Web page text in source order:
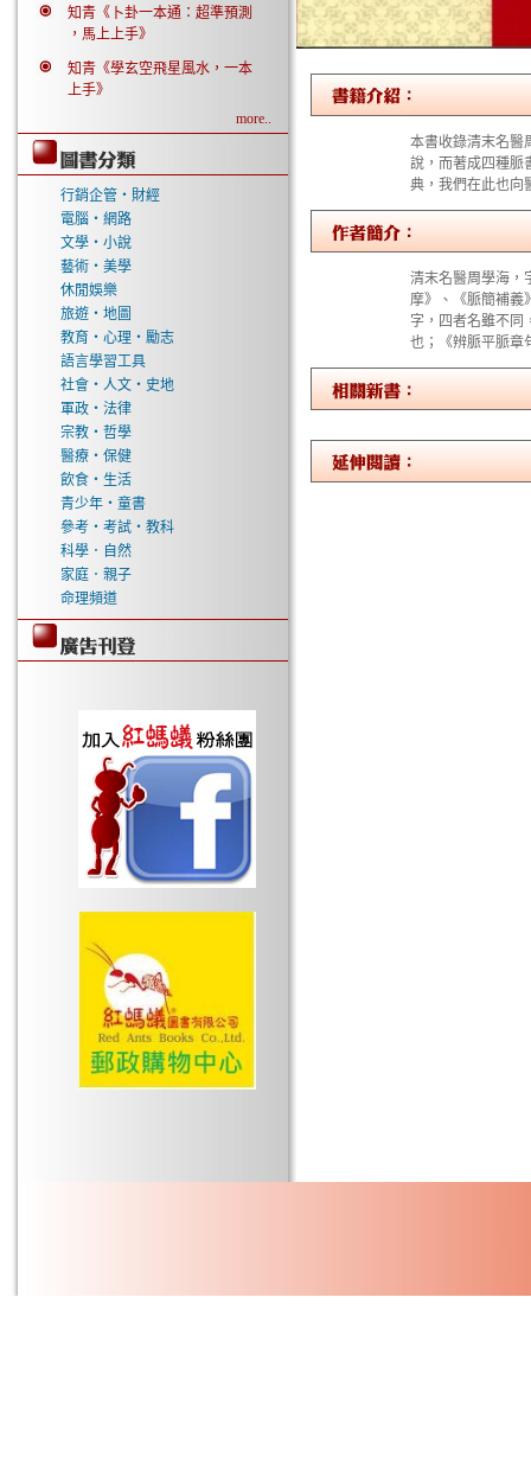
知青《卜卦一本通：超準預測
，馬上上手》
知青《學玄空飛星風水，一本
上手》
more..
行銷企管‧財經
電腦‧網路
文學‧小說
藝術‧美學
休閒娛樂
旅遊‧地圖
教育‧心理‧勵志
語言學習工具
社會‧人文‧史地
軍政‧法律
宗教‧哲學
醫療‧保健
飲食‧生活
青少年‧童書
參考‧考試‧教科
科學．自然
家庭．親子
命理頻道
本書收錄清末名醫
說，而著成四種脈
典，我們在此也向
清末名醫周學海，
摩》、《脈簡補義
字，四者名雖不同
也；《辨脈平脈章